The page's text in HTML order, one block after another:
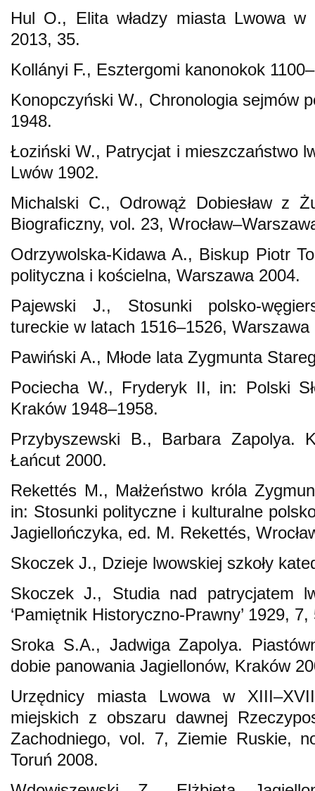
Hul O., Elita władzy miasta Lwowa w
2013, 35.
Kollányi F., Esztergomi kanonokok
Konopczyński W., Chronologia sejmów
1948.
Łoziński W., Patrycjat i mieszczaństwo
Lwów 1902.
Michalski C., Odrowąż Dobiesław z
Biograficzny, vol. 23,
Odrzywolska-Kidawa A., Biskup Piotr
polityczna i kościelna, Warszawa 2004.
Pajewski J., Stosunki polsko-
tureckie w latach 1516–1526, Warszawa
Pawiński A., Młode lata Zygmunta
Pociecha W., Fryderyk II, in: Polski
Kraków 1948–1958.
Przybyszewski B., Barbara Zapolya.
Łańcut 2000.
Rekettés M., Małżeństwo króla
in: Stosunki polityczne i kulturalne
Jagiellończyka, ed. M. Rekettés,
Skoczek J., Dzieje lwowskiej szkoły
Skoczek J., Studia nad patrycjatem
‘Pamiętnik Historyczno-Prawny’ 1929, 7,
Sroka S.A., Jadwiga Zapolya.
dobie panowania Jagiellonów, Kraków
Urzędnicy miasta Lwowa w
miejskich z obszaru dawnej
Zachodniego, vol. 7, Ziemie Ruskie,
Toruń 2008.